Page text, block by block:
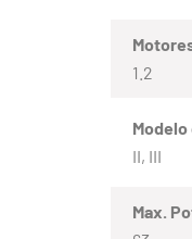
1.2
II, III
Max.